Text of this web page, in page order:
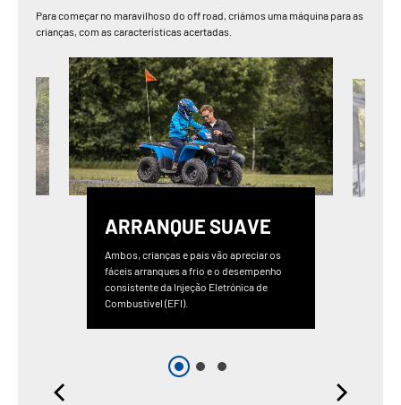
Para começar no maravilhoso do off road, criámos uma máquina para as
crianças, com as características acertadas.
ARRANQUE SUAVE
Ambos, crianças e pais vão apreciar os
fáceis arranques a frio e o desempenho
consistente da Injeção Eletrónica de
Combustível (EFI).